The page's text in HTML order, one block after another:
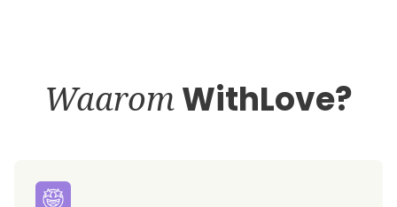
WaaromWithLove?